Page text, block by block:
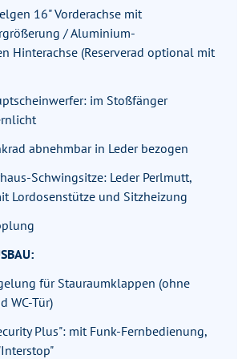
16" Vorderachse mit
/ Aluminium-
Hinterachse (Reserverad optional mit
im Stoßfänger
abnehmbar in Leder bezogen
Schwingsitze: Leder Perlmutt,
Lordosenstütze und Sitzheizung
für Stauraumklappen (ohne
WC-Tür)
Plus": mit Funk-Fernbedienung,